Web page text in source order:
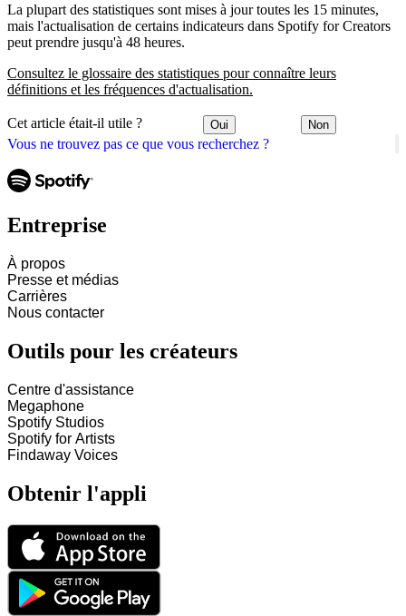
Vous ne trouvez pas ce que vous recherchez ?
La plupart des statistiques sont mises à jour toutes les 15 minutes,
mais l'actualisation de certains indicateurs dans Spotify for Creators
peut prendre jusqu'à 48 heures.
Consultez le glossaire des statistiques pour connaître leurs
définitions et les fréquences d'actualisation.
Cet article était-il utile ? Oui Non
Entreprise
À propos
Presse et médias
Carrières
Nous contacter
Outils pour les créateurs
Centre d'assistance
Megaphone
Spotify Studios
Spotify for Artists
Findaway Voices
Obtenir l'appli